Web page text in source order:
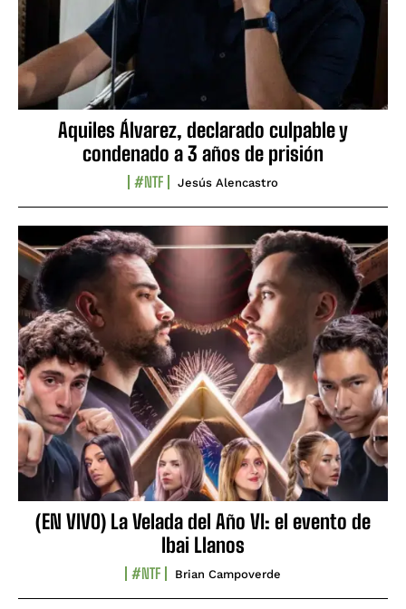
Aquiles Álvarez, declarado culpable y
condenado a 3 años de prisión
#NTF Jesús Alencastro
(EN VIVO) La Velada del Año VI: el evento de
Ibai Llanos
#NTF Brian Campoverde